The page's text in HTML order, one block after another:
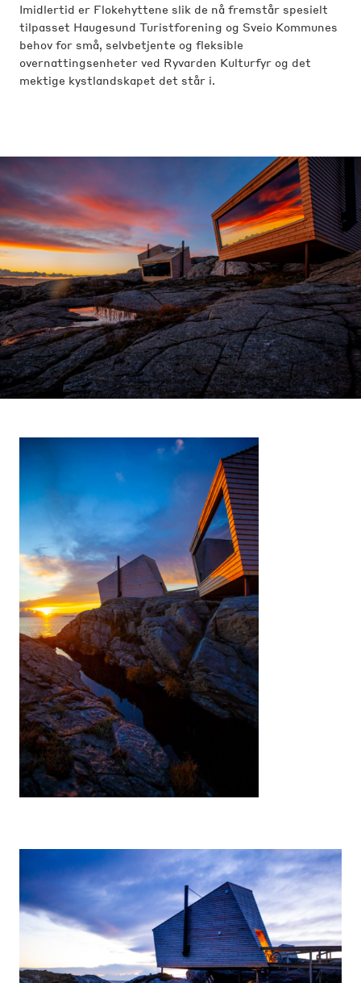
Imidlertid er Flokehyttene slik de nå fremstår spesielt
tilpasset Haugesund Turistforening og Sveio Kommunes
behov for små, selvbetjente og fleksible
overnattingsenheter ved Ryvarden Kulturfyr og det
mektige kystlandskapet det står i.